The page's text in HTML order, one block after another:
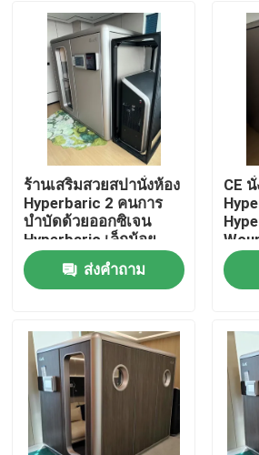
วิดีโอ
เกี่ยวกับเรา
ควบคุมคุณภาพ
ขอใบเสนอราคา
ห้อง Hyperbaric HBOT
ไฮเปอร์บาริก แชมเบอร์ สปา
หอการค้า Hyperbaric สำหรับผู้สูง
ร้านเสริมสวยสปานั่งห้อง
Hyperbaric 2 คนการ
บำบัดด้วยออกซิเจน
Hyperbaric เล็กน้อย
ส่งคำถาม
CE